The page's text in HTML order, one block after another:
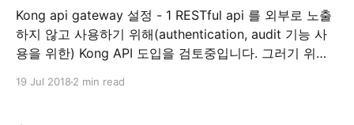
Kong api gateway 설정 - 1 RESTful api 를 외부로 노출
하지 않고 사용하기 위해(authentication, audit 기능 사
용을 위한) Kong API 도입을 검토중입니다. 그러기 위해
19 Jul 2018 2 min read